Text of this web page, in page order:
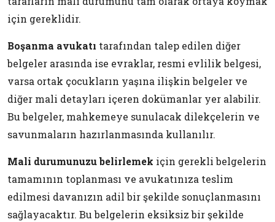
için gereklidir.
Boşanma avukatı tarafından talep edilen diğer
belgeler arasında ise evraklar, resmi evlilik belgesi,
varsa ortak çocukların yaşına ilişkin belgeler ve
diğer mali detayları içeren dokümanlar yer alabilir.
Bu belgeler, mahkemeye sunulacak dilekçelerin ve
savunmaların hazırlanmasında kullanılır.
Mali durumunuzu belirlemek için gerekli belgelerin
tamamının toplanması ve avukatınıza teslim
edilmesi davanızın adil bir şekilde sonuçlanmasını
sağlayacaktır. Bu belgelerin eksiksiz bir şekilde